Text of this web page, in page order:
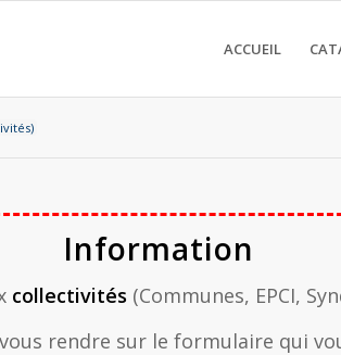
ACCUEIL
Information
collectivités (Communes, EPCI,
rendre sur le formulaire qui